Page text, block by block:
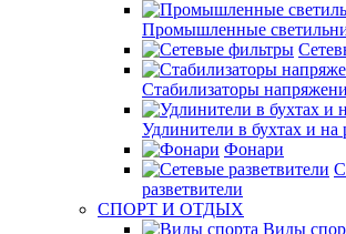
Промышленные
Стабилизаторы
Удлинители в бухтах и на
Фонари
разветвители
СПОРТ И ОТДЫХ
Виды